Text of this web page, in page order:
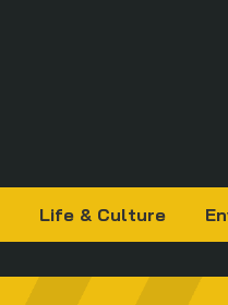
Life & Culture